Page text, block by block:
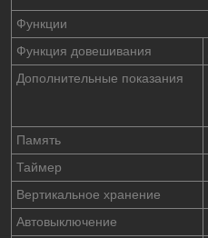
Функции
Функция довешивания
Дополнительные показания
Память
Таймер
Вертикальное хранение
Автовыключение